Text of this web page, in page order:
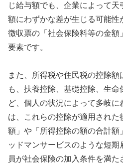
じ給与額でも、企業によって
額にわずかな差が生じる可能性
徴収票の「社会保険料等の金額
要素です。
また、所得税や住民税の控除
も、扶養控除、基礎控除、生
ど、個人の状況によって多岐に
は、これらの控除が適用され
額」や「所得控除の額の合計
ッドマンサービスのような短
員が社会保険の加入条件を満た